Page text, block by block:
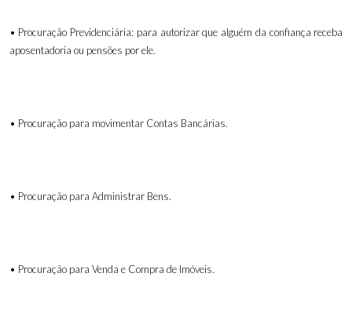
• Procuração Previdenciária: para autorizar que alguém da confiança receba
aposentadoria ou pensões por ele.
• Procuração para movimentar Contas Bancárias.
• Procuração para Administrar Bens.
• Procuração para Venda e Compra de Imóveis.